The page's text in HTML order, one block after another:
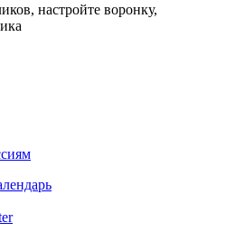
настройте воронку,